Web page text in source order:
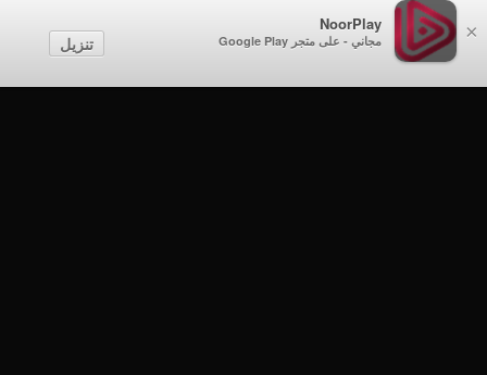
×
NoorPlay
مجاني - على متجر Google Play تنزيل